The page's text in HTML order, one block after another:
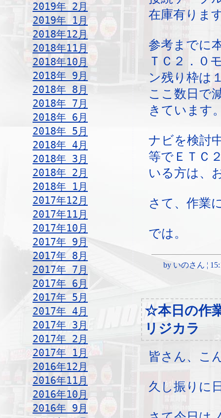
2019年 2月
2019年 1月
2018年12月
2018年11月
2018年10月
2018年 9月
2018年 8月
2018年 7月
2018年 6月
2018年 5月
2018年 4月
2018年 3月
2018年 2月
2018年 1月
2017年12月
2017年11月
2017年10月
2017年 9月
2017年 8月
2017年 7月
2017年 6月
2017年 5月
2017年 4月
2017年 3月
2017年 2月
2017年 1月
2016年12月
2016年11月
2016年10月
2016年 9月
在庫有りま
参考までに
ＴＣ２．０
ン残り枠は
ここ数日で
きています
ナビを検討
等でＥＴＣ
いる方は、
さて、作業
では。
by いのさん ¦
☆本日の作
リジカラ
皆さん、こ
久し振りに